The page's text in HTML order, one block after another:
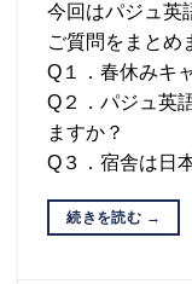
今回はパジュ英
ご質問をまとめ
Q１．春休みキ
Q２．パジュ英
ますか？
Q３．宿舎は日
続きを読む →